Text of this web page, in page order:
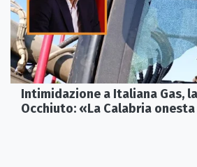
Intimidazione a Italiana Gas,
Occhiuto: «La Calabria